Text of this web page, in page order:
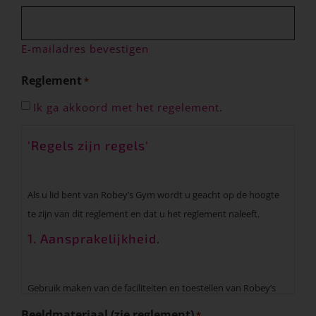
E-mailadres bevestigen
Reglement *
Ik ga akkoord met het regelement.
'Regels zijn regels'
Als u lid bent van Robey’s Gym wordt u geacht op de hoogte
te zijn van dit reglement en dat u het reglement naleeft.
1. Aansprakelijkheid.
Gebruik maken van de faciliteiten en toestellen van Robey’s